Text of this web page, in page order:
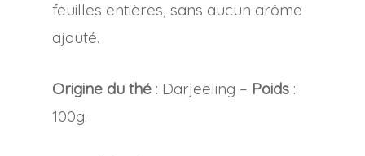
feuilles entières, sans aucun arôme
ajouté.
Origine du thé : Darjeeling – Poids :
100g.